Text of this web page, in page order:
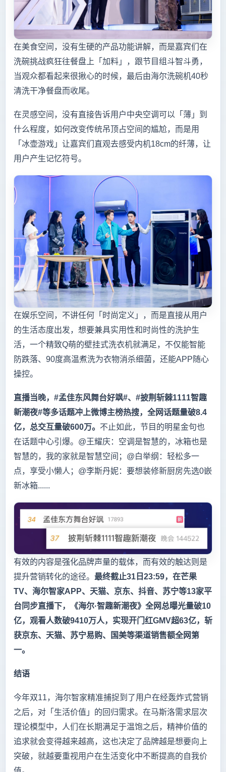
在美食空间，没有生硬的产品功能讲解，而是嘉宾们在
洗碗挑战疯狂往餐盘上「加料」，跟节目组斗智斗勇，
当观众都看起来很揪心的时候，最后由海尔洗碗机40秒
清洗干净餐盘而收尾。
在灵感空间，没有直接告诉用户中央空调可以「薄」到
什么程度，如何改变传统吊顶占空间的尴尬，而是用
「冰壶游戏」让嘉宾们直观去感受内机18cm的纤薄，让
用户产生记忆符号。
在娱乐空间，不讲任何「时尚定义」，而是直接从用户
的生活态度出发，想要兼具实用性和时尚性的洗护生
活，一个精致Q萌的壁挂式洗衣机就满足，不仅能智能
防跌落、90度高温煮洗为衣物消杀细菌，还能APP随心
操控。
直播当晚，#孟佳东风舞台好飒#、#披荆斩棘1111智趣
新潮夜#等多话题冲上微博主榜热搜，全网话题量破8.4
亿，总交互量破600万。 不止如此，节目的明星金句也
在话题中心引爆。@王耀庆：空调是智慧的，冰箱也是
智慧的，我的家就是智慧空间；@白举纲：轻松多一
点，享受小懒人；@李斯丹妮：要想装修新厨房先选0嵌
新冰箱......
有效的内容是强化品牌声量的载体，而有效的触达则是
提升营销转化的途径。 最终截止31日23:59，在芒果
TV、海尔智家APP、天猫、京东、抖音、苏宁等13家平
台同步直播下，《海尔·智趣新潮夜》全网总曝光量破10
亿，观看人数破9410万人，实现开门红GMV超63亿，斩
获京东、天猫、苏宁易购、国美等渠道销售额全网第
一。
结语
今年双11，海尔智家精准捕捉到了用户在经轰炸式营销
之后，对「生活价值」的回归需求。在马斯洛需求层次
理论模型中，人们在长期满足于温饱之后，精神价值的
追求就会变得越来越高，这也决定了品牌越是想要向上
突破，就越要重视用户在生活变化中不断提高的自我价